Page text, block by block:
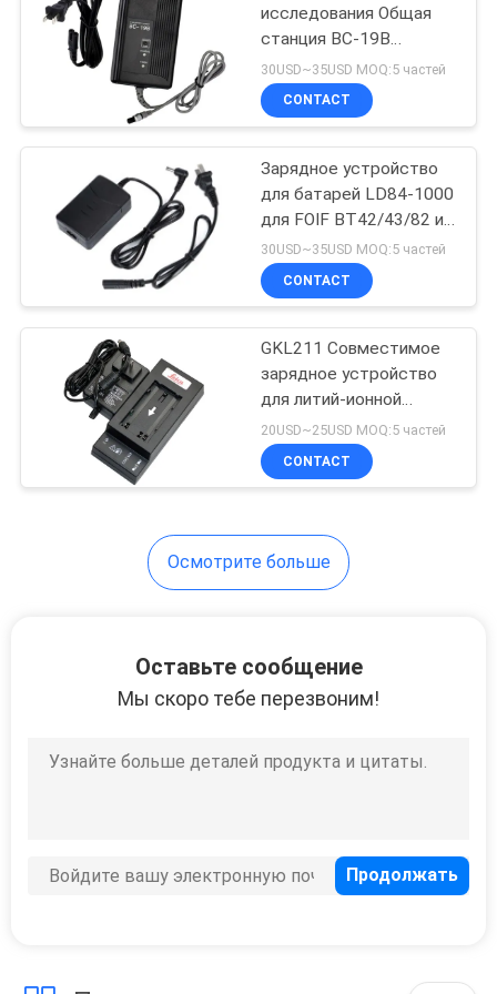
Телескопичный
выравнивая штат
53
Переходник
Tribrach
Треноги
станции
исследования Общая
станция BC-19B
Зарядка батареи для
батареи Topcon
30USD~35USD MOQ:5 частей
CONTACT
Зарядное устройство
для батарей LD84-1000
для FOIF BT42/43/82 и
South LI-30
30USD~35USD MOQ:5 частей
CONTACT
GKL211 Совместимое
зарядное устройство
для литий-ионной
батареи Leica Total
Station GEB90 GEB211
GEB212 GEB221
20USD~25USD MOQ:5 частей
CONTACT
Осмотрите больше
Оставьте сообщение
Мы скоро тебе перезвоним!